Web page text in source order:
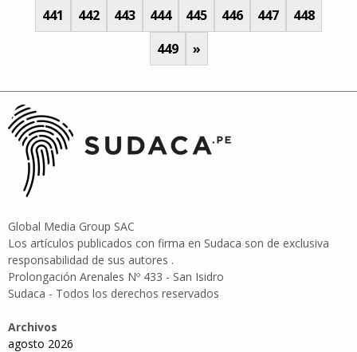
441 442 443 444 445 446 447
448
449
»
Global Media Group SAC
Los artículos publicados con firma en Sudaca son de exclusiva
responsabilidad de sus autores .
Prolongación Arenales Nº 433 - San Isidro
Sudaca - Todos los derechos reservados
Archivos
agosto 2026